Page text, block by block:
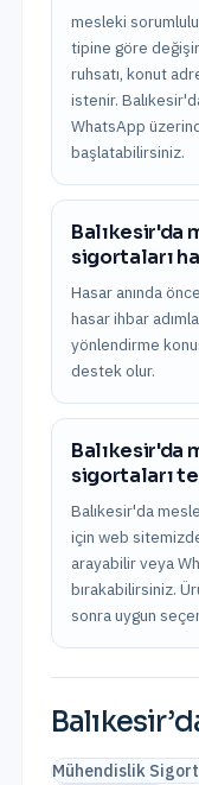
mesleki
tipine göre
ruhsatı, konut
istenir.
WhatsApp
başlatabilirsiniz.
Balıkesir'da
sigortaları
Hasar anında
hasar ihbar
yönlendirme
destek olur.
Balıkesir'da
sigortaları
Balıkesir'da
için web
arayabilir veya
bırakabilirsiniz.
sonra uygun
Balıkesir
Mühendislik